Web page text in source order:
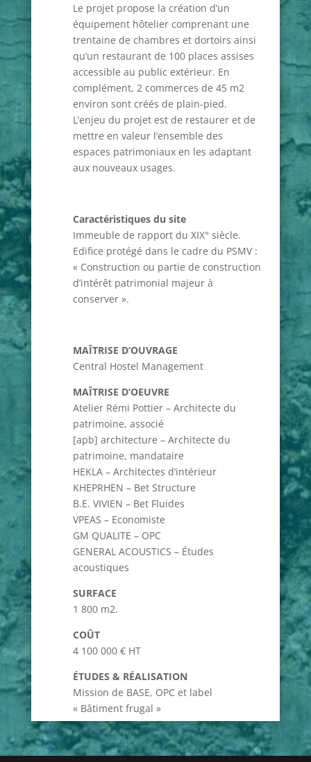
Le projet propose la création d’un
équipement hôtelier comprenant une
trentaine de chambres et dortoirs ainsi
qu’un restaurant de 100 places assises
accessible au public extérieur. En
complément, 2 commerces de 45 m2
environ sont créés de plain-pied.
L’enjeu du projet est de restaurer et de
mettre en valeur l’ensemble des
espaces patrimoniaux en les adaptant
aux nouveaux usages.
Caractéristiques du site
Immeuble de rapport du XIX° siècle.
Edifice protégé dans le cadre du PSMV :
« Construction ou partie de construction
d’intérêt patrimonial majeur à
conserver ».
MAÎTRISE D’OUVRAGE
Central Hostel Management
MAÎTRISE D’OEUVRE
Atelier Rémi Pottier – Architecte du
patrimoine, associé
[apb] architecture – Architecte du
patrimoine, mandataire
HEKLA – Architectes d’intérieur
KHEPRHEN – Bet Structure
B.E. VIVIEN – Bet Fluides
VPEAS – Economiste
GM QUALITE – OPC
GENERAL ACOUSTICS – Études
acoustiques
SURFACE
1 800 m2.
COÛT
4 100 000 € HT
ÉTUDES & RÉALISATION
Mission de BASE, OPC et label
« Bâtiment frugal »